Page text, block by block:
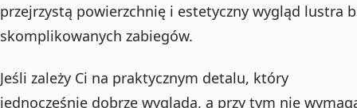
przejrzystą powierzchnię i estetyczny wygląd lustra
skomplikowanych zabiegów.
Jeśli zależy Ci na praktycznym detalu, który
jednocześnie dobrze wygląda, a przy tym nie